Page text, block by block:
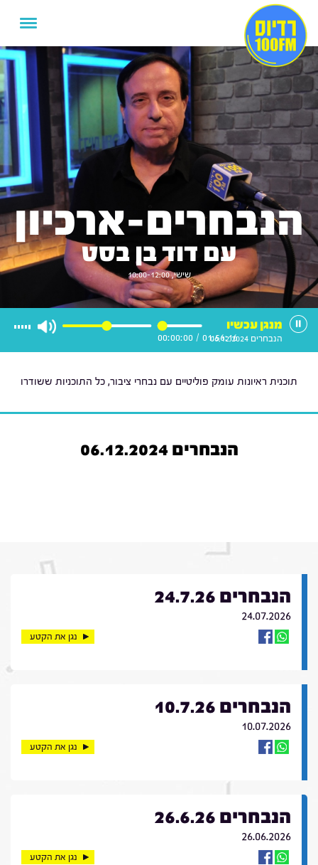
הנבחרים-ארכיון
עם דוד בן בסט
שישי, 10:00-12:00
01:56:16
/
00:00:00
מנגן עכשיו
הנבחרים 06.12.2024
תוכנית ראיונות עומק פוליטיים עם נבחרי ציבור, כל התוכניות ששודרו
הנבחרים 06.12.2024
הנבחרים 24.7.26
24.07.2026
נגן את הקטע
הנבחרים 10.7.26
10.07.2026
נגן את הקטע
הנבחרים 26.6.26
26.06.2026
נגן את הקטע